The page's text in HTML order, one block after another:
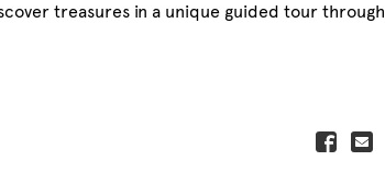
treasures in a unique guided tour through